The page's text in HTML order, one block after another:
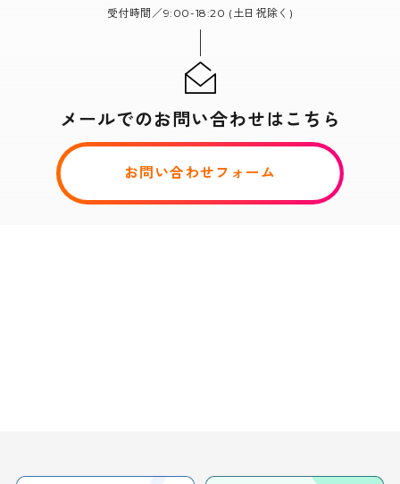
受付時間／9:00-18:20 (土日祝除く)
メールでのお問い合わせはこちら
お問い合わせフォーム